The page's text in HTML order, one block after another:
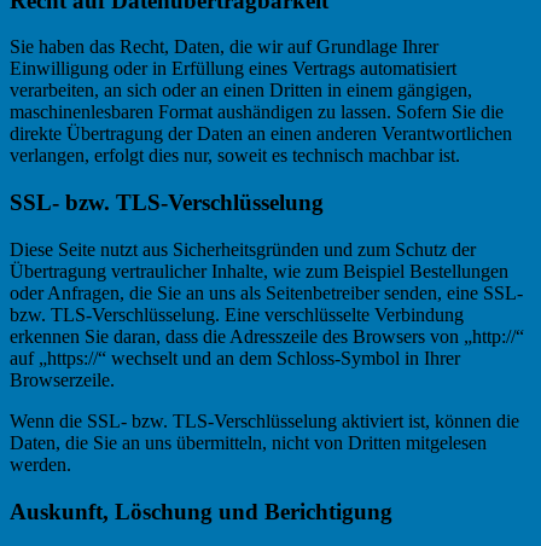
Sie haben das Recht, Daten, die wir auf Grundlage Ihrer
Einwilligung oder in Erfüllung eines Vertrags automatisiert
verarbeiten, an sich oder an einen Dritten in einem gängigen,
maschinenlesbaren Format aushändigen zu lassen. Sofern Sie die
direkte Übertragung der Daten an einen anderen Verantwortlichen
verlangen, erfolgt dies nur, soweit es technisch machbar ist.
SSL- bzw. TLS-Verschlüsselung
Diese Seite nutzt aus Sicherheitsgründen und zum Schutz der
Übertragung vertraulicher Inhalte, wie zum Beispiel Bestellungen
oder Anfragen, die Sie an uns als Seitenbetreiber senden, eine SSL-
bzw. TLS-Verschlüsselung. Eine verschlüsselte Verbindung
erkennen Sie daran, dass die Adresszeile des Browsers von „http://“
auf „https://“ wechselt und an dem Schloss-Symbol in Ihrer
Browserzeile.
Wenn die SSL- bzw. TLS-Verschlüsselung aktiviert ist, können die
Daten, die Sie an uns übermitteln, nicht von Dritten mitgelesen
werden.
Auskunft, Löschung und Berichtigung